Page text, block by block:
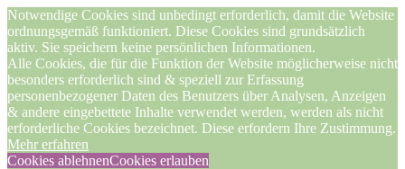
Notwendige Cookies sind unbedingt erforderlich, damit die Website
ordnungsgemäß funktioniert. Diese Cookies sind grundsätzlich
aktiv. Sie speichern keine persönlichen Informationen.
Alle Cookies, die für die Funktion der Website möglicherweise nicht
besonders erforderlich sind & speziell zur Erfassung
personenbezogener Daten des Benutzers über Analysen, Anzeigen
& andere eingebettete Inhalte verwendet werden, werden als nicht
erforderliche Cookies bezeichnet. Diese erfordern Ihre Zustimmung.
Mehr erfahren
Cookies ablehnenCookies erlauben